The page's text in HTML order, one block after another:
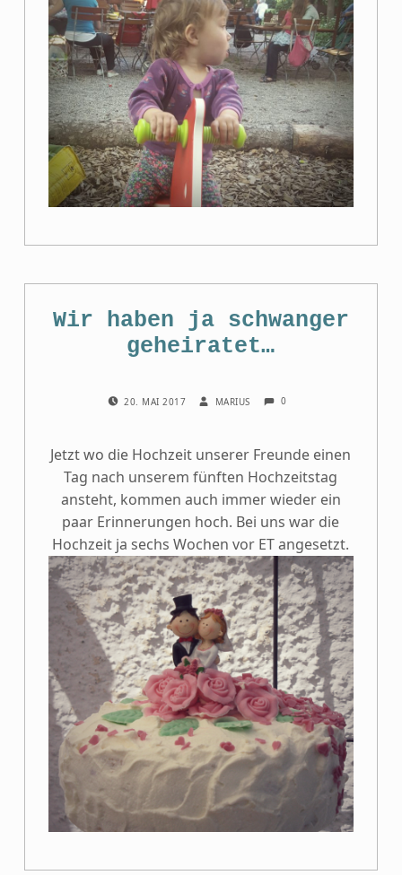
Wir haben ja schwanger
geheiratet…
20. MAI 2017 MARIUS 0
Jetzt wo die Hochzeit unserer Freunde einen
Tag nach unserem fünften Hochzeitstag
ansteht, kommen auch immer wieder ein
paar Erinnerungen hoch. Bei uns war die
Hochzeit ja sechs Wochen vor ET angesetzt.